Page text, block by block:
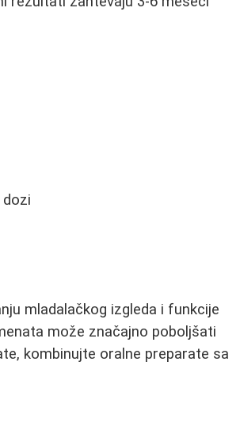
mladalačkog izgleda i funkcije
može značajno poboljšati
kombinujte oralne preparate sa